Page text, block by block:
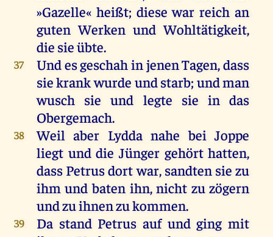
»Gazelle« heißt; diese war reich an
guten Werken und Wohltätigkeit,
die sieübte.
37 UndesgeschahinjenenTagen, dass
siekrankwurde undstarb; undman
wusch sie und legte sie in das
Obergemach.
38 Weil aber Lydda nahe bei Joppe
liegt und die Jünger gehört hatten,
dass Petrusdortwar, sandten sie zu
ihm und baten ihn,nicht zuzögern
undzuihnenzukommen.
39 Da stand Petrus auf und ging mit